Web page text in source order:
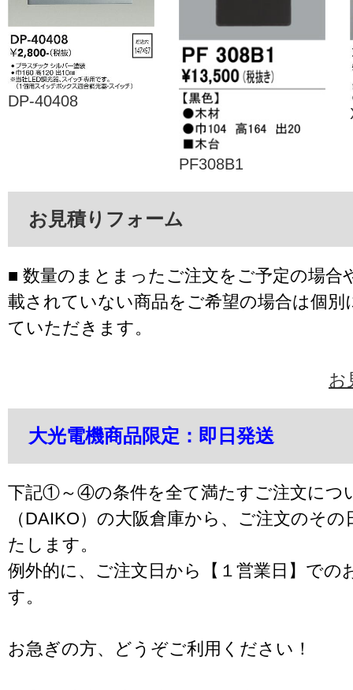
DP-40408
PF308B1
お見積りフォーム
■ 数量のまとまったご注文をご予定の場合
載されていない商品をご希望の場合は個別
ていただきます。
お
大光電機商品限定：即日発送
下記①～④の条件を全て満たすご注文につ
（DAIKO）の大阪倉庫から、ご注文のそ
たします。
例外的に、ご注文日から【１営業日】での
す。
お急ぎの方、どうぞご利用ください！